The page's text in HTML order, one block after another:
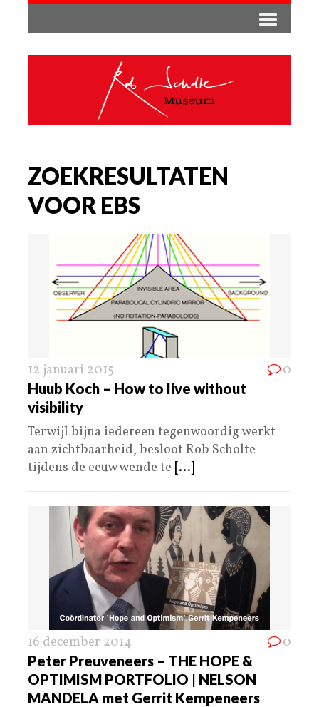
ZOEKRESULTATEN
VOOR EBS
12 januari 2015 0
Huub Koch – How to live without
visibility
Terwijl bijna iedereen tegenwoordig werkt
aan zichtbaarheid, besloot Rob Scholte
tijdens de eeuw wende te [...]
16 december 2014 0
Peter Preuveneers – THE HOPE &
OPTIMISM PORTFOLIO | NELSON
MANDELA met Gerrit Kempeneers